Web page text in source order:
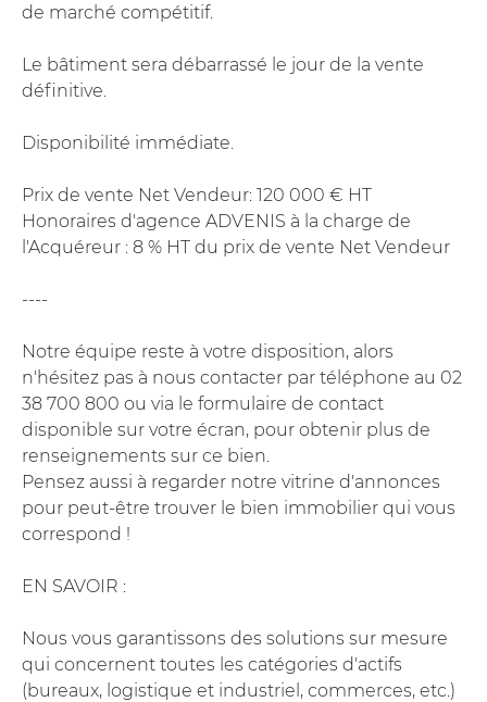
de marché compétitif.
Le bâtiment sera débarrassé le jour de la vente
définitive.
Disponibilité immédiate.
Prix de vente Net Vendeur: 120 000 € HT
Honoraires d'agence ADVENIS à la charge de
l'Acquéreur : 8 % HT du prix de vente Net Vendeur
----
Notre équipe reste à votre disposition, alors
n'hésitez pas à nous contacter par téléphone au 02
38 700 800 ou via le formulaire de contact
disponible sur votre écran, pour obtenir plus de
renseignements sur ce bien.
Pensez aussi à regarder notre vitrine d'annonces
pour peut-être trouver le bien immobilier qui vous
correspond !
EN SAVOIR :
Nous vous garantissons des solutions sur mesure
qui concernent toutes les catégories d'actifs
(bureaux, logistique et industriel, commerces, etc.)